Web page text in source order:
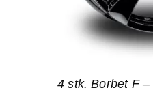
4 stk. Borbet F –